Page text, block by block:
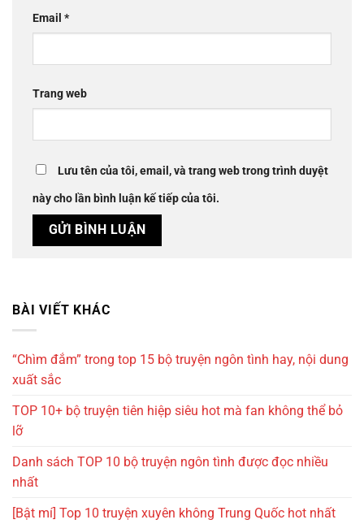
Email *
Trang web
Lưu tên của tôi, email, và trang web trong trình duyệt
này cho lần bình luận kế tiếp của tôi.
BÀI VIẾT KHÁC
“Chìm đắm” trong top 15 bộ truyện ngôn tình hay, nội dung
xuất sắc
TOP 10+ bộ truyện tiên hiệp siêu hot mà fan không thể bỏ
lỡ
Danh sách TOP 10 bộ truyện ngôn tình được đọc nhiều
nhất
[Bật mí] Top 10 truyện xuyên không Trung Quốc hot nhất